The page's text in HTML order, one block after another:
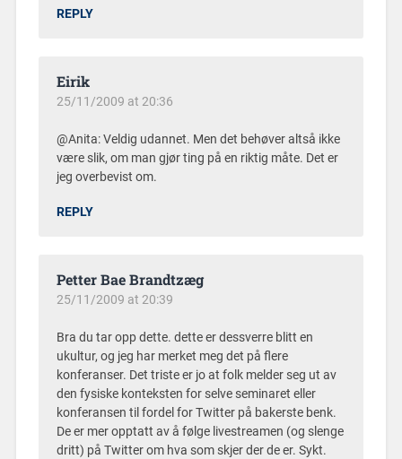
REPLY
Eirik
25/11/2009 at 20:36
@Anita: Veldig udannet. Men det behøver altså ikke
være slik, om man gjør ting på en riktig måte. Det er
jeg overbevist om.
REPLY
Petter Bae Brandtzæg
25/11/2009 at 20:39
Bra du tar opp dette. dette er dessverre blitt en
ukultur, og jeg har merket meg det på flere
konferanser. Det triste er jo at folk melder seg ut av
den fysiske konteksten for selve seminaret eller
konferansen til fordel for Twitter på bakerste benk.
De er mer opptatt av å følge livestreamen (og slenge
dritt) på Twitter om hva som skjer der de er. Sykt.